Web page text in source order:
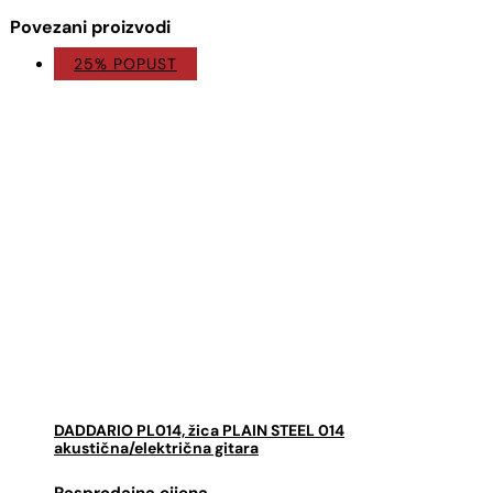
Povezani proizvodi
25% POPUST
DADDARIO PL014, žica PLAIN STEEL 014
akustična/električna gitara